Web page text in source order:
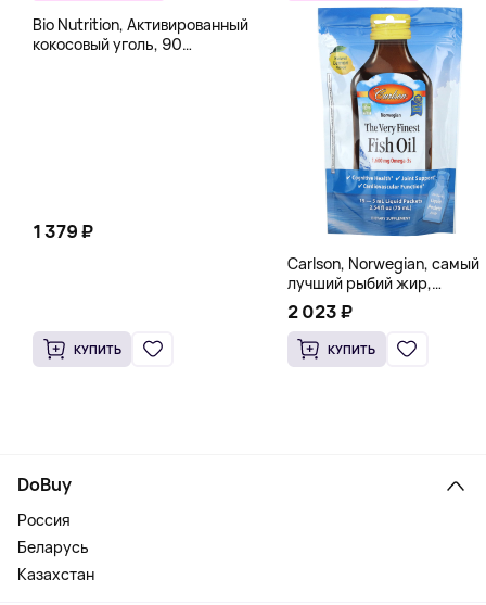
Bio Nutrition, Активированный
кокосовый уголь, 90
1 379 ₽
КУПИТЬ
Carlson, Norwegian, самый
лучший рыбий жир,
натуральный лимон, 15
пакетиков (5 мл) каждый
2 023 ₽
КУПИТЬ
DoBuy
Россия
Беларусь
Казахстан